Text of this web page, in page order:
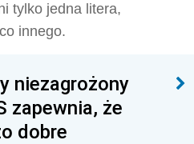
tylko jedna litera,
innego.
niezagrożony
zapewnia, że
dobre